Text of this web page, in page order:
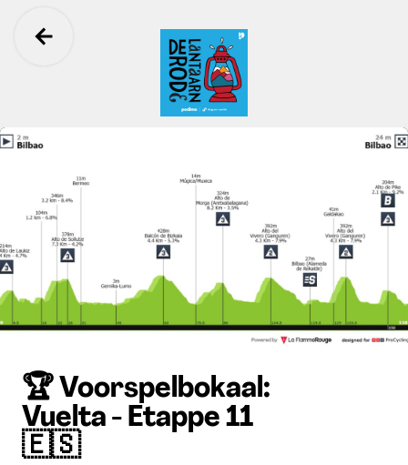
Ga terug
🏆 Voorspelbokaal:
Vuelta - Etappe 11
🇪🇸